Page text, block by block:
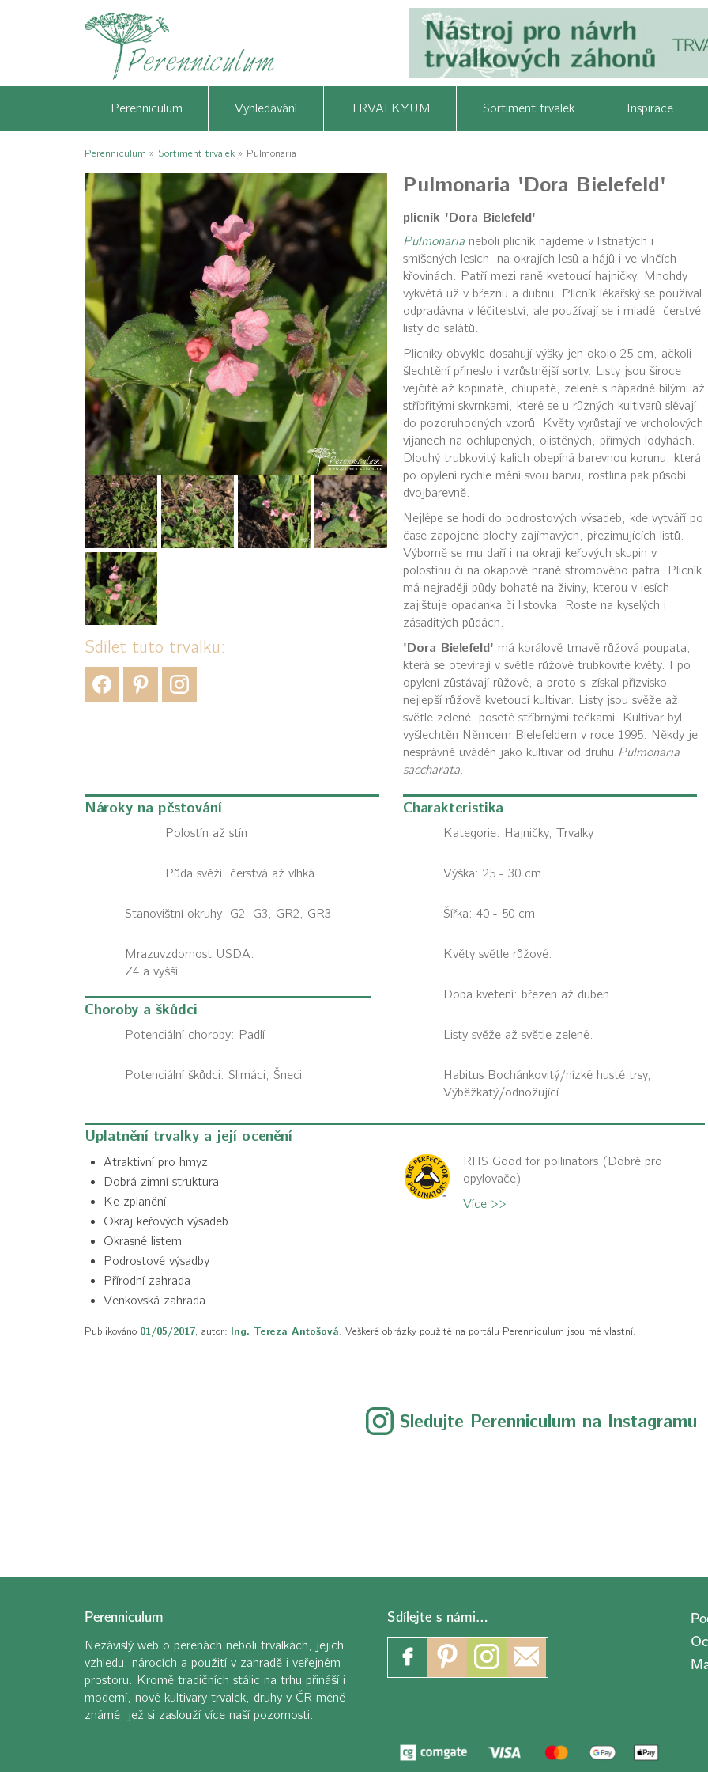
Perenniculum Vyhledávání TRVALKYUM Sortiment trvalek Inspirace
Perenniculum » Sortiment trvalek » Pulmonaria
Sdílet tuto trvalku:
Pulmonaria 'Dora Bielefeld'
plicník 'Dora Bielefeld'
Pulmonarianeboli plicník najdeme v listnatých i
smíšených lesích, na okrajích lesů a hájů i ve vlhčích
křovinách. Patří mezi raně kvetoucí hajničky. Mnohdy
vykvétá už v březnu a dubnu. Plicník lékařský se používal
odpradávna v léčitelství, ale používají se i mladé, čerstvé
listy do salátů.
Plicníky obvykle dosahují výšky jen okolo 25 cm, ačkoli
šlechtění přineslo i vzrůstnější sorty. Listy jsou široce
vejčité až kopinaté, chlupaté, zelené s nápadně bílými až
stříbřitými skvrnkami, které se u různých kultivarů slévají
do pozoruhodných vzorů. Květy vyrůstají ve vrcholových
vijanech na ochlupených, olistěných, přímých lodyhách.
Dlouhý trubkovitý kalich obepíná barevnou korunu, která
po opylení rychle mění svou barvu, rostlina pak působí
dvojbarevně.
Nejlépe se hodí do podrostových výsadeb, kde vytváří po
čase zapojené plochy zajímavých, přezimujících listů.
Výborně se mu daří i na okraji keřových skupin v
polostínu či na okapové hraně stromového patra. Plicník
má nejraději půdy bohaté na živiny, kterou v lesích
zajišťuje opadanka či listovka. Roste na kyselých i
zásaditých půdách.
'Dora Bielefeld' má korálově tmavě růžová poupata,
která se otevírají v světle růžové trubkovité květy. I po
opylení zůstávají růžové, a proto si získal přízvisko
nejlepší růžově kvetoucí kultivar. Listy jsou svěže až
světle zelené, poseté stříbrnými tečkami. Kultivar byl
vyšlechtěn Němcem Bielefeldem v roce 1995. Někdy je
nesprávně uváděn jako kultivar od druhu Pulmonaria
saccharata.
Nároky na pěstování
Polostín až stín
Půda svěží, čerstvá až vlhká
Stanovištní okruhy: G2, G3, GR2, GR3
Mrazuvzdornost USDA:
Z4 a vyšší
Choroby a škůdci
Potenciální choroby: Padlí
Potenciální škůdci: Slimáci, Šneci
Charakteristika
Kategorie: Hajničky, Trvalky
Výška: 25 - 30 cm
Šířka: 40 - 50 cm
Květy světle růžové.
Doba kvetení: březen až duben
Listy svěže až světle zelené.
Habitus Bochánkovitý/nízké husté trsy,
Výběžkatý/odnožující
Uplatnění trvalky a její ocenění
Atraktivní pro hmyz
Dobrá zimní struktura
Ke zplanění
Okraj keřových výsadeb
Okrasné listem
Podrostové výsadby
Přírodní zahrada
Venkovská zahrada
RHS Good for pollinators (Dobré pro
opylovače)
Více >>
Publikováno 01/05/2017, autor: Ing. Tereza Antošová. Veškeré obrázky použité na portálu Perenniculum jsou mé vlastní.
Sledujte Perenniculum na Instagramu
Perenniculum
Nezávislý web o perenách neboli trvalkách, jejich
vzhledu, nárocích a použití v zahradě i veřejném
prostoru. Kromě tradičních stálic na trhu přináší i
moderní, nové kultivary trvalek, druhy v ČR méně
známé, jež si zaslouží více naší pozornosti.
Sdílejte s námi…